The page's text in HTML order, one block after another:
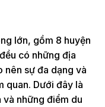
lớn, gồm 8 huyện
có những địa
nên sự đa dạng và
quan. Dưới đây là
và những điểm du